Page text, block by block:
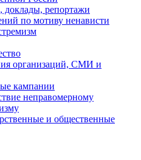
доклады, репортажи
по мотиву ненависти
организаций, СМИ и
кампании
неправомерному
и общественные